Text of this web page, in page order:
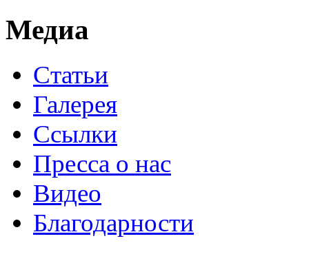
Медиа
Статьи
Галерея
Ссылки
Пресса о нас
Видео
Благодарности